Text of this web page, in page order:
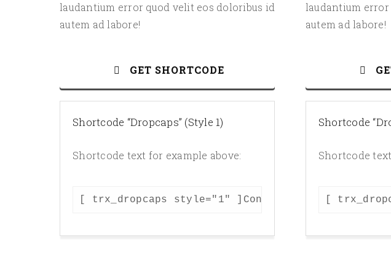
laudantium error quod velit eos doloribus id
autem ad labore!
GET SHORTCODE
Shortcode “Dropcaps” (Style 1)
Shortcode text for example above:
[ trx_dropcaps style="1" ]Consectetur
laudantium
autem ad labore!
Shortcode
Shortcode
[